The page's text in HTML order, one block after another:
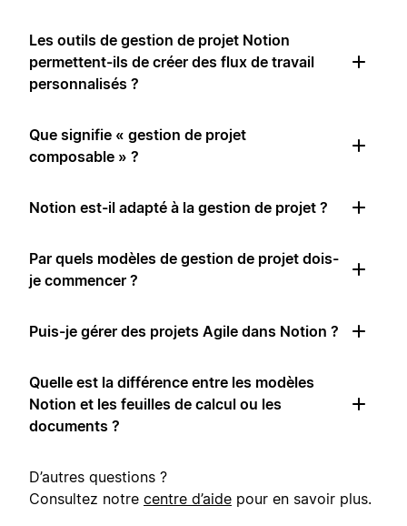
Les outils de gestion de projet Notion
permettent-ils de créer des flux de travail
personnalisés ?
Que signifie « gestion de projet
composable » ?
Notion est-il adapté à la gestion de projet ?
Par quels modèles de gestion de projet dois-
je commencer ?
Puis-je gérer des projets Agile dans Notion ?
Quelle est la différence entre les modèles
Notion et les feuilles de calcul ou les
documents ?
D’autres questions ?
Consultez notre centre d’aide pour en savoir plus.